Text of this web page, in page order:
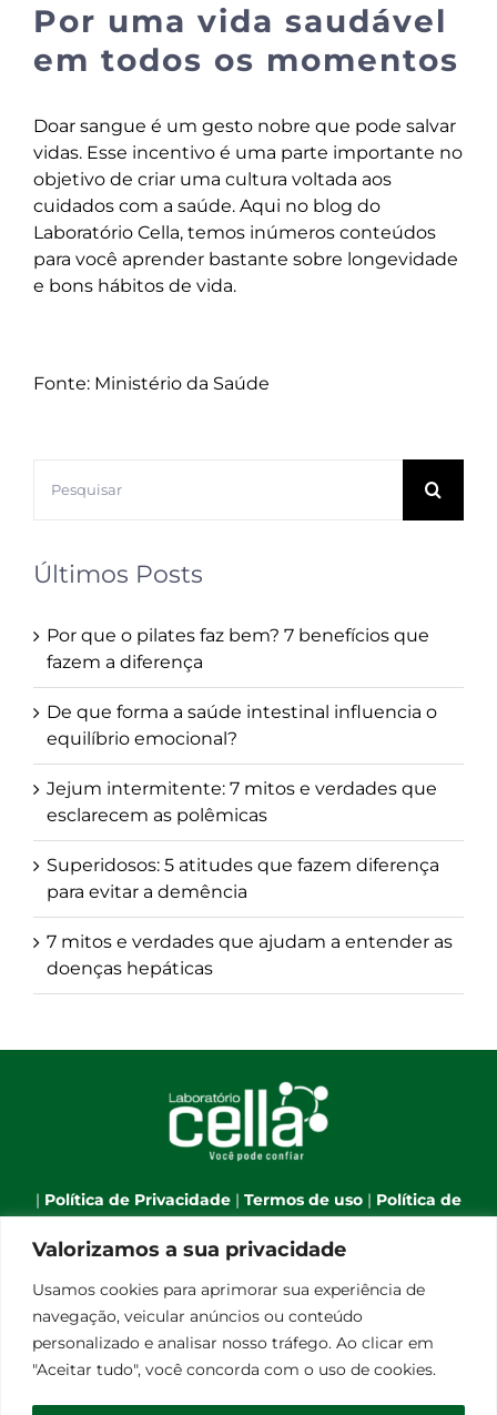
Valorizamos a sua privacidade
Usamos cookies para aprimorar sua experiência de
navegação, veicular anúncios ou conteúdo
personalizado e analisar nosso tráfego. Ao clicar em
"Aceitar tudo", você concorda com o uso de cookies.
Por uma vida saudável
em todos os momentos
Doar sangue é um gesto nobre que pode salvar
vidas. Esse incentivo é uma parte importante no
objetivo de criar uma cultura voltada aos
cuidados com a saúde. Aqui no blog do
Laboratório Cella, temos inúmeros conteúdos
para você aprender bastante sobre longevidade
e bons hábitos de vida.
Fonte: Ministério da Saúde
resultados
Últimos Posts
Por que o pilates faz bem? 7 benefícios que
fazem a diferença
De que forma a saúde intestinal influencia o
equilíbrio emocional?
Jejum intermitente: 7 mitos e verdades que
esclarecem as polêmicas
Superidosos: 5 atitudes que fazem diferença
para evitar a demência
7 mitos e verdades que ajudam a entender as
doenças hepáticas
| Política de Privacidade | Termos de uso | Política de
Cookies|Webmail|
mail:atendimento@laboratoriocella.com.br | Banco
de talentos:pessoal@laboratoriocella.com.br
© Copyright 2012 - 2026 | Laboratório Cella - All Rights
Laboratório de Análises Clínicas Cella Ltda - CNPJ